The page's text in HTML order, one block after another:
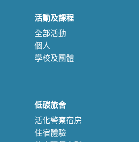
活動及課程
全部活動
個人
學校及團體
低碳旅舍
活化警察宿房
住宿體驗